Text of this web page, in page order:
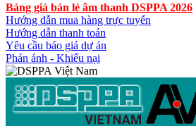
Bảng giá bán lẻ âm thanh DSPPA 2026
Hướng dẫn mua hàng trực tuyến
Hướng dẫn thanh toán
Yêu cầu báo giá dự án
Phán ánh - Khiếu nại